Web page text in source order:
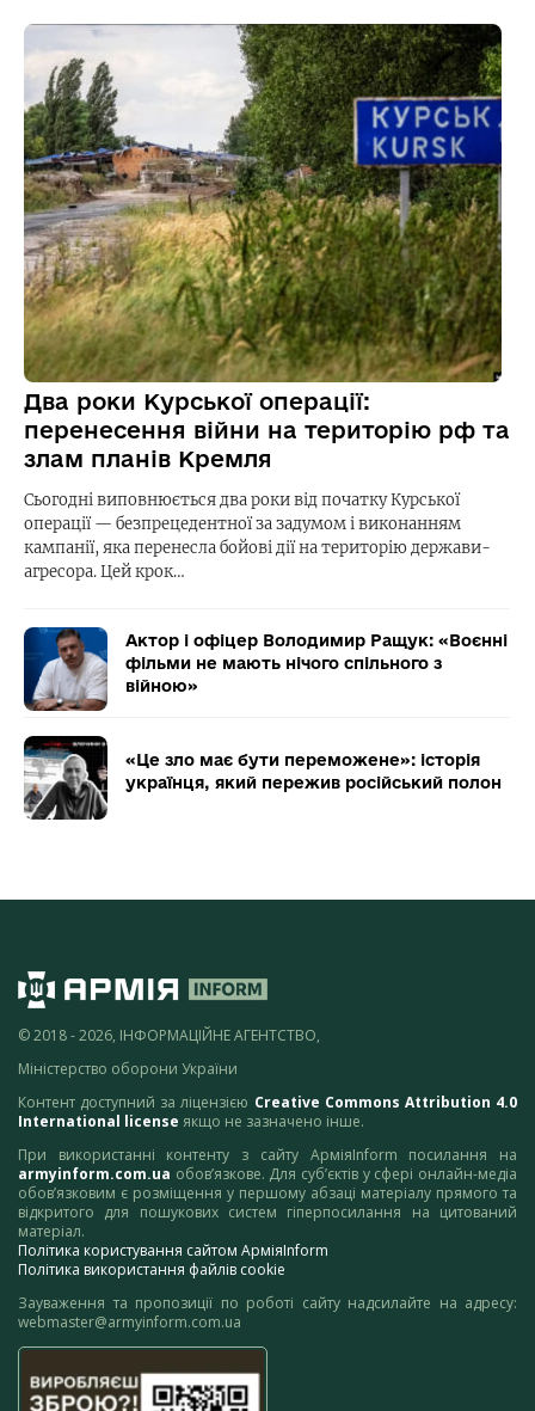
Два роки Курської операції:
перенесення війни на територію рф та
злам планів Кремля
Сьогодні виповнюється два роки від початку Курської
операції — безпрецедентної за задумом і виконанням
кампанії, яка перенесла бойові дії на територію держави-
агресора. Цей крок…
Актор і офіцер Володимир Ращук: «Воєнні
фільми не мають нічого спільного з
війною»
«Це зло має бути переможене»: історія
українця, який пережив російський полон
© 2018 - 2026, ІНФОРМАЦІЙНЕ АГЕНТСТВО,
Міністерство оборони України
Контент доступний за ліцензією Creative Commons Attribution 4.0
International license якщо не зазначено інше.
При використанні контенту з сайту АрміяInform посилання на
armyinform.com.ua обов’язкове. Для суб’єктів у сфері онлайн-медіа
обов’язковим є розміщення у першому абзаці матеріалу прямого та
відкритого для пошукових систем гіперпосилання на цитований
матеріал.
Політика користування сайтом АрміяInform
Політика використання файлів cookie
Зауваження та пропозиції по роботі сайту надсилайте на адресу:
webmaster@armyinform.com.ua